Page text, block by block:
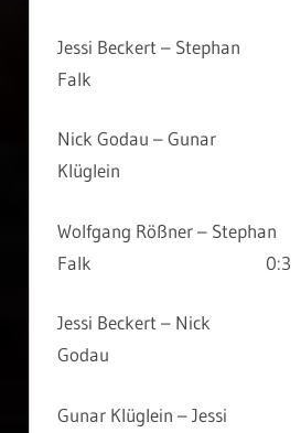
Jessi Beckert – Stephan
Falk
Nick Godau – Gunar
Klüglein
Wolfgang Rößner – Stephan
Falk 0:3
Jessi Beckert – Nick
Godau
Gunar Klüglein – Jessi